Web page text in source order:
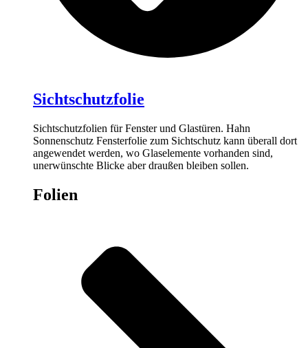
Sichtschutzfolie
Sichtschutzfolien für Fenster und Glastüren. Hahn
Sonnenschutz Fensterfolie zum Sichtschutz kann überall dort
angewendet werden, wo Glaselemente vorhanden sind,
unerwünschte Blicke aber draußen bleiben sollen.
Folien